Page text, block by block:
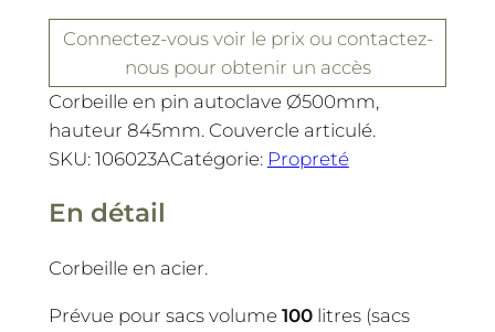
Connectez-vousvoir le prix ou contactez-
nous pour obtenir un accès
Corbeille en pin autoclave Ø500mm,
hauteur 845mm. Couvercle articulé.
SKU: 106023ACatégorie: Propreté
En détail
Corbeille en acier.
Prévue pour sacs volume 100litres (sacs